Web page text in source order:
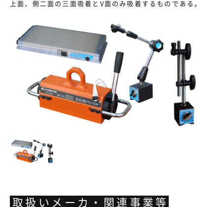
上面、側二面の三面吸着とV面のみ吸着するものである。
取扱いメーカ・関連事業等